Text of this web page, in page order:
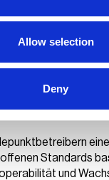
Allow selection
Deny
interoperabel
Betreiber, die sich
geraten ins
Standards
und